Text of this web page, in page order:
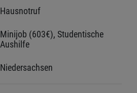
Hausnotruf
Minijob (603€), Studentische
Aushilfe
Niedersachsen